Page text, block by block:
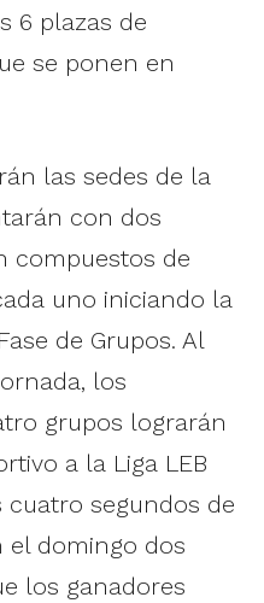
6 plazas de
se ponen en
las sedes de la
con dos
compuestos de
uno iniciando la
de Grupos. Al
los
grupos lograrán
a la Liga LEB
segundos de
el domingo dos
los ganadores